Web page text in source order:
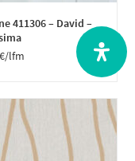
411306 – David –
€/lfm